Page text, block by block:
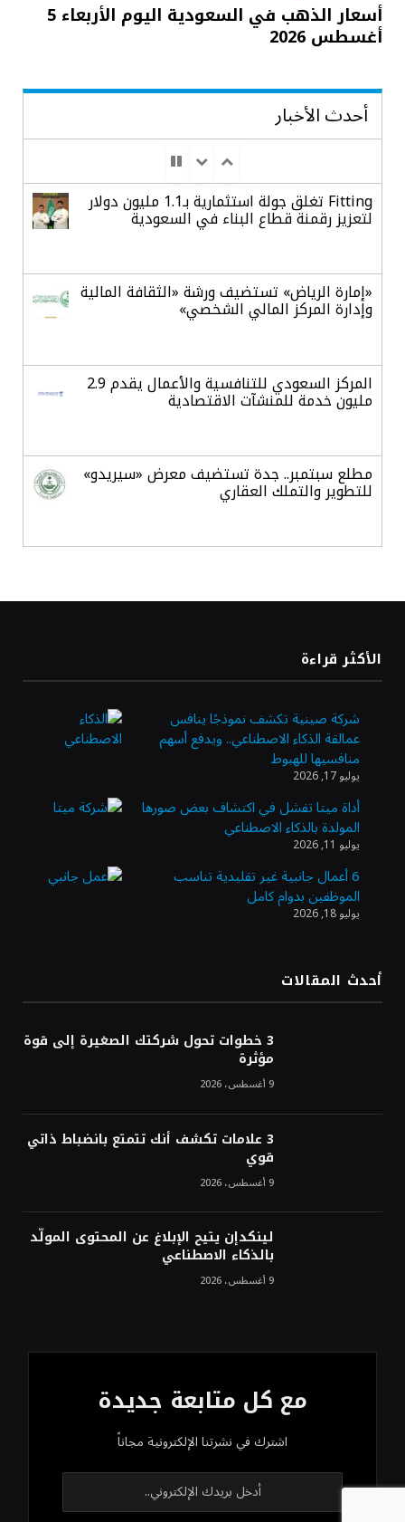
أسعار الذهب في السعودية اليوم الأربعاء 5
أغسطس 2026
أحدث الأخبار
Fitting تغلق جولة استثمارية بـ1.1 مليون دولار
لتعزيز رقمنة قطاع البناء في السعودية
«إمارة الرياض» تستضيف ورشة «الثقافة المالية
وإدارة المركز المالي الشخصي»
المركز السعودي للتنافسية والأعمال يقدم 2.9
مليون خدمة للمنشآت الاقتصادية
مطلع سبتمبر.. جدة تستضيف معرض «سيريدو»
للتطوير والتملك العقاري
الدولار الأمريكي يستقر قرب أدنى مستوياته
في ستة أسابيع
أسعار الذهب تواصل مكاسبها للجلسة الرابعة
وتسجل أعلى مستوياتها في سبعة أسابيع
أسعار النفط ترتفع وسط ترقب نتائج المحادثات
بشأن مضيق هرمز
«طيران الرياض» يدشن أولى رحلاته إلى مومباي
الأنشطة المالية عابرة الحدود تطوير للبيئة
الأكثر قراءة
شركة صينية تكشف نموذجًا ينافس
عمالقة الذكاء الاصطناعي.. ويدفع أسهم
منافسيها للهبوط
يوليو 17, 2026
أداة ميتا تفشل في اكتشاف بعض صورها
المولدة بالذكاء الاصطناعي
يوليو 11, 2026
6 أعمال جانبية غير تقليدية تناسب
الموظفين بدوام كامل
يوليو 18, 2026
أحدث المقالات
3 خطوات تحول شركتك الصغيرة إلى قوة
مؤثرة
9 أغسطس، 2026
3 علامات تكشف أنك تتمتع بانضباط ذاتي
قوي
9 أغسطس، 2026
لينكدإن يتيح الإبلاغ عن المحتوى المولّد
بالذكاء الاصطناعي
9 أغسطس، 2026
مع كل متابعة جديدة
اشترك في نشرتنا الإلكترونية مجاناً